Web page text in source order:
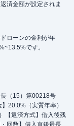
済金額が設定されま
ローンの金利が年
です。
（15）第00218号
20.0%（実質年率）
【返済方式】借入後残
回数】借入直後最長